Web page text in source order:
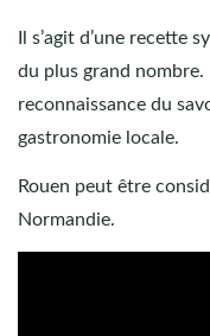
Il s’agit d’une recette
du plus grand
reconnaissance du
gastronomie locale.
Rouen peut être
Normandie.